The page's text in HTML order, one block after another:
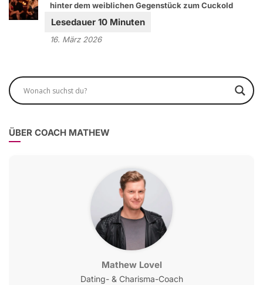
hinter dem weiblichen Gegenstück zum Cuckold
16. März 2026
ÜBER COACH MATHEW
Mathew Lovel
Dating- & Charisma-Coach